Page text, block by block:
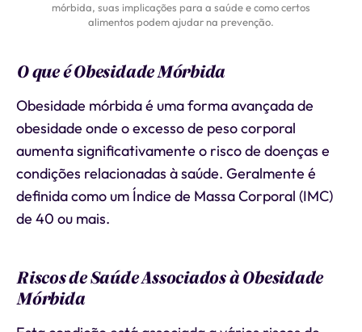
mórbida, suas implicações para a saúde e como certos
alimentos podem ajudar na prevenção.
O que é Obesidade Mórbida
Obesidade mórbida é uma forma avançada de
obesidade onde o excesso de peso corporal
aumenta significativamente o risco de doenças e
condições relacionadas à saúde. Geralmente é
definida como um Índice de Massa Corporal (IMC)
de 40 ou mais.
Riscos de Saúde Associados à Obesidade
Mórbida